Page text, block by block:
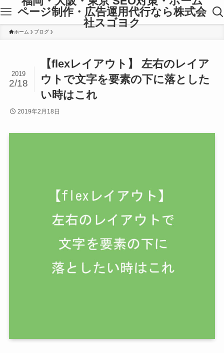
ページ制作・広告運用代行なら株式会
社スゴヨク
ホーム ブログ
【flexレイアウト】 左右のレイア
ウトで文字を要素の下に落とした
い時はこれ
2019
2/18
2019年2月18日